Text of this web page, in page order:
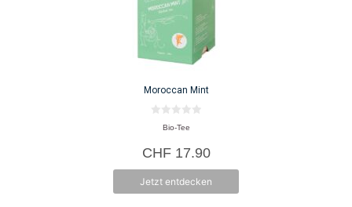
Moroccan Mint
n
5
Bio-Tee
CHF17.90
Jetzt entdecken